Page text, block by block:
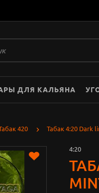
ДЛЯ КАЛЬЯНА
420 Табак 4:20 Dark
4:20